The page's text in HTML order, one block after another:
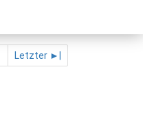
Letzter ►|